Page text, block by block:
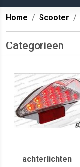
Home Scooter
Categorieën
achterlichten